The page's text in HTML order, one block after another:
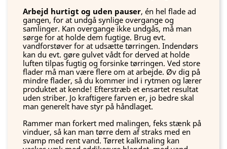
Arbejd hurtigt og uden pauser, én hel flade ad
gangen, for at undgå synlige overgange og
samlinger. Kan overgange ikke undgås, må man
sørge for at holde dem fugtige. Brug evt.
vandforstøver for at udsætte tørringen. Indendørs
kan du evt. gøre gulvet vådt for derved at holde
luften tilpas fugtig og forsinke tørringen. Ved store
flader må man være flere om at arbejde. Øv dig på
mindre flader, så du kommer ind i rytmen og lærer
produktet at kende! Efterstræb et ensartet resultat
uden striber. Jo kraftigere farven er, jo bedre skal
man generelt have styr på håndlaget.
Rammer man forkert med malingen, feks stænk på
vinduer, så kan man tørre dem af straks med en
svamp med rent vand. Tørret kalkmaling kan